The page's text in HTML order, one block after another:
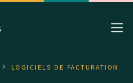
LOGICIELS DE FACTURATION